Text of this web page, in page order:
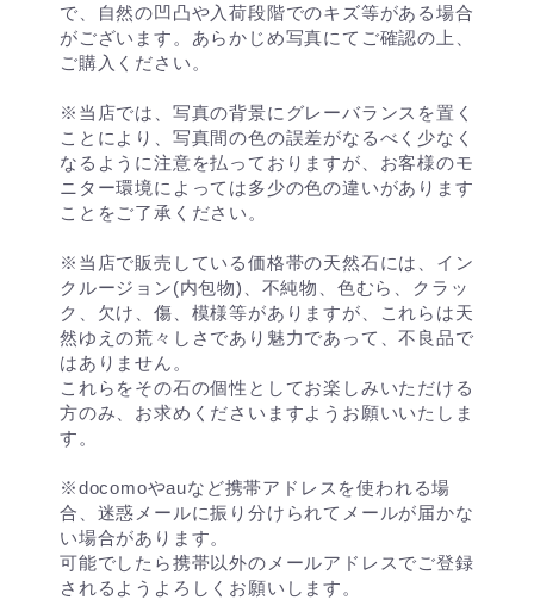
で、自然の凹凸や入荷段階でのキズ等がある場合
がございます。あらかじめ写真にてご確認の上、
ご購入ください。
※当店では、写真の背景にグレーバランスを置く
ことにより、写真間の色の誤差がなるべく少なく
なるように注意を払っておりますが、お客様のモ
ニター環境によっては多少の色の違いがあります
ことをご了承ください。
※当店で販売している価格帯の天然石には、イン
クルージョン(内包物)、不純物、色むら、クラッ
ク、欠け、傷、模様等がありますが、これらは天
然ゆえの荒々しさであり魅力であって、不良品で
はありません。
これらをその石の個性としてお楽しみいただける
方のみ、お求めくださいますようお願いいたしま
す。
※docomoやauなど携帯アドレスを使われる場
合、迷惑メールに振り分けられてメールが届かな
い場合があります。
可能でしたら携帯以外のメールアドレスでご登録
されるようよろしくお願いします。